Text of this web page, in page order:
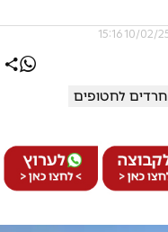
חרדים לחטופים